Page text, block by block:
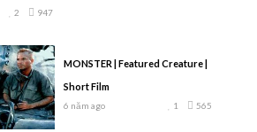
947
2
MONSTER | Featured Creature |
Short Film
6 năm ago 565
1